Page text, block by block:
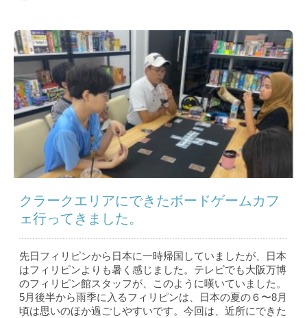
クラークエリアにできたボードゲームカフ
ェ行ってきました。
先日フィリピンから日本に一時帰国していましたが、日本
はフィリピンよりも暑く感じました。テレビでも大阪万博
のフィリピン館スタッフが、このように嘆いていました。
5月後半から雨季に入るフィリピンは、日本の夏の６〜8月
頃は思いのほか過ごしやすいです。今回は、近所にできた